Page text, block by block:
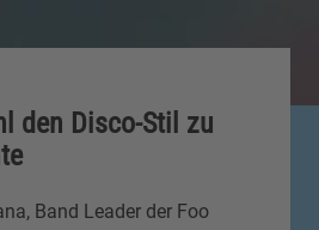
den Disco-Stil zu
Band Leader der Foo